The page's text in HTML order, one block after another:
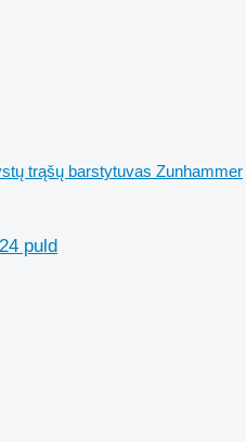
trąšų barstytuvas Zunhammer
puld